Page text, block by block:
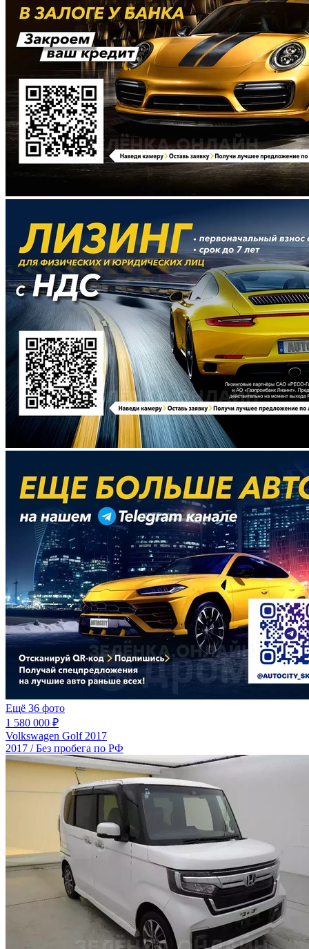
Ещё 36 фото
1 580 000 ₽
Volkswagen Golf 2017
2017 / Без пробега по РФ